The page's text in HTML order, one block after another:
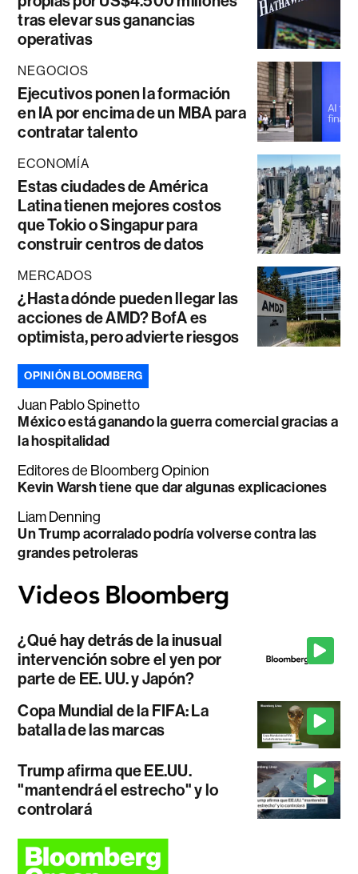
tras elevar sus ganancias
operativas
NEGOCIOS
Ejecutivos ponen la formación
en IA por encima de un MBA para
contratar talento
ECONOMÍA
Estas ciudades de América
Latina tienen mejores costos
que Tokio o Singapur para
construir centros de datos
MERCADOS
¿Hasta dónde pueden llegar las
acciones de AMD? BofA es
optimista, pero advierte riesgos
OPINIÓN BLOOMBERG
Juan Pablo Spinetto
México está ganando la guerra comercial gracias a
la hospitalidad
Editores de Bloomberg Opinion
Kevin Warsh tiene que dar algunas explicaciones
Liam Denning
Un Trump acorralado podría volverse contra las
grandes petroleras
¿Qué hay detrás de la inusual
intervención sobre el yen por
parte de EE. UU. y Japón?
Copa Mundial de la FIFA: La
batalla de las marcas
Trump afirma que EE.UU.
"mantendrá el estrecho" y lo
controlará